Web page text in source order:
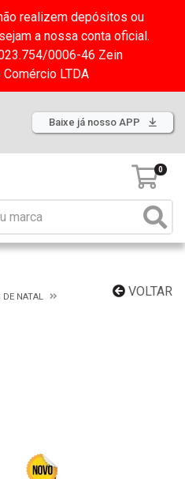
realizem depósitos ou
a nossa conta oficial.
0006-46 Zein
LTDA
Baixe já nosso APP
0
VOLTAR
DE NATAL